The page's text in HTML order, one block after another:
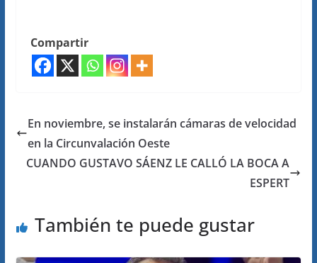
Compartir
En noviembre, se instalarán cámaras de velocidad
en la Circunvalación Oeste
CUANDO GUSTAVO SÁENZ LE CALLÓ LA BOCA A
ESPERT
También te puede gustar